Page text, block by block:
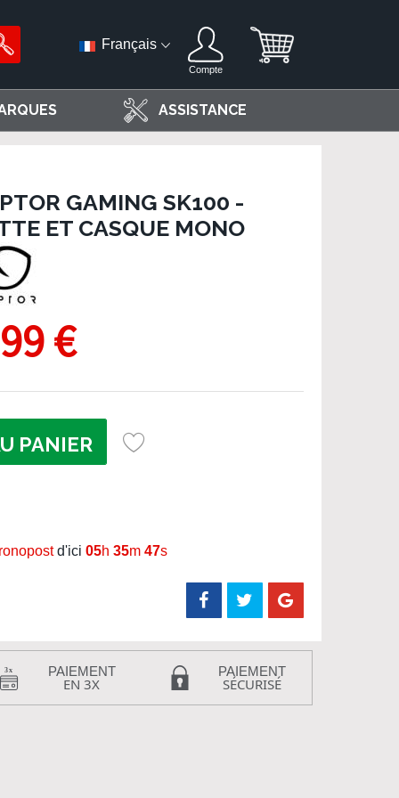
Français
Compte
ASSISTANCE
GAMING SK100 -
ET CASQUE MONO
€
PANIER
d'ici 05h 35m 47s
PAIEMENT
EN 3X
PAIEMENT
SÉCURISÉ